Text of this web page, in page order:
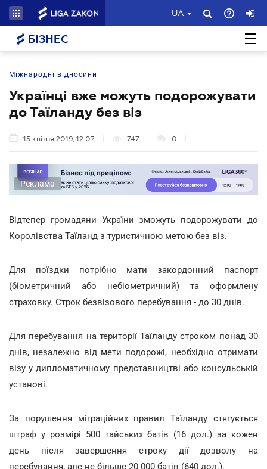
UA
БІЗНЕС
Міжнародні відносини
Українці вже можуть подорожувати
до Таїланду без віз
15 квітня 2019, 12:07 747 0
Реклама
Відтепер громадяни України зможуть подорожувати до
Королівства Таїланд з туристичною метою без віз.
Для поїздки потрібно мати закордонний паспорт
(біометричний або небіометричний) та оформлену
страховку. Строк безвізового перебування - до 30 днів.
Для перебування на території Таїланду строком понад 30
днів, незалежно від мети подорожі, необхідно отримати
візу у дипломатичному представництві або консульській
установі.
За порушення міграційних правил Таїланду стягується
штраф у розмірі 500 тайських батів (16 дол.) за кожен
день після завершення строку дії дозволу на
перебування, але не більше 20 000 батів (640 дол.).